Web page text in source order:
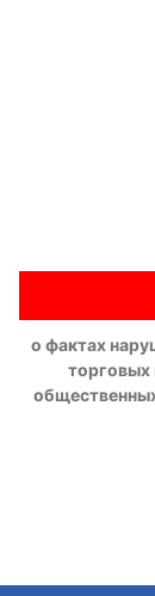
о фактах
торговых